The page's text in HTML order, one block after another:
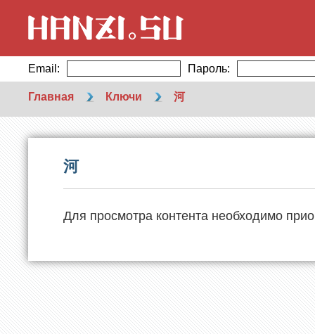
Email: Пароль:
Главная Ключи 河
河
Для просмотра контента необходимо